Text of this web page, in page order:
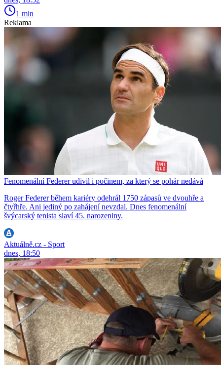
1 min
Reklama
Fenomenální Federer udivil i počinem, za který se pohár nedává
Roger Federer během kariéry odehrál 1750 zápasů ve dvouhře a
čtyřhře. Ani jediný po zahájení nevzdal. Dnes fenomenální
švýcarský tenista slaví 45. narozeniny.
Aktuálně.cz - Sport
dnes, 18:50